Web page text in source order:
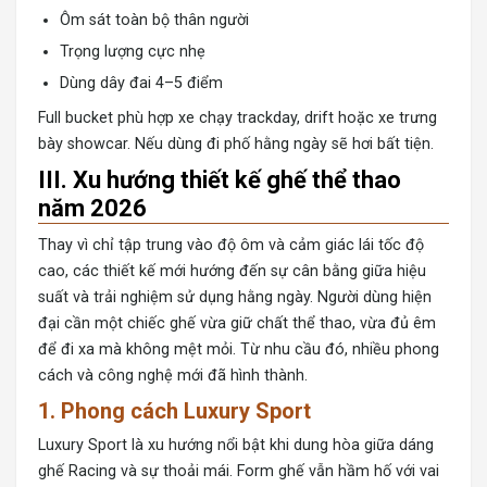
Ôm sát toàn bộ thân người
Trọng lượng cực nhẹ
Dùng dây đai 4–5 điểm
Full bucket phù hợp xe chạy trackday, drift hoặc xe trưng
bày showcar. Nếu dùng đi phố hằng ngày sẽ hơi bất tiện.
III. Xu hướng thiết kế ghế thể thao
năm 2026
Thay vì chỉ tập trung vào độ ôm và cảm giác lái tốc độ
cao, các thiết kế mới hướng đến sự cân bằng giữa hiệu
suất và trải nghiệm sử dụng hằng ngày. Người dùng hiện
đại cần một chiếc ghế vừa giữ chất thể thao, vừa đủ êm
để đi xa mà không mệt mỏi. Từ nhu cầu đó, nhiều phong
cách và công nghệ mới đã hình thành.
1. Phong cách Luxury Sport
Luxury Sport là xu hướng nổi bật khi dung hòa giữa dáng
ghế Racing và sự thoải mái. Form ghế vẫn hầm hố với vai